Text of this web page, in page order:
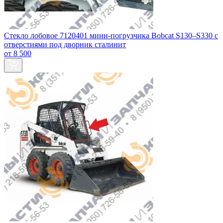
Стекло лобовое 7120401 мини-погрузчика Bobcat S130–S330 с
отверстиями под дворник сталинит
от 8 500